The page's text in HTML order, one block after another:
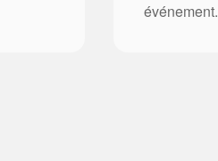
événement.